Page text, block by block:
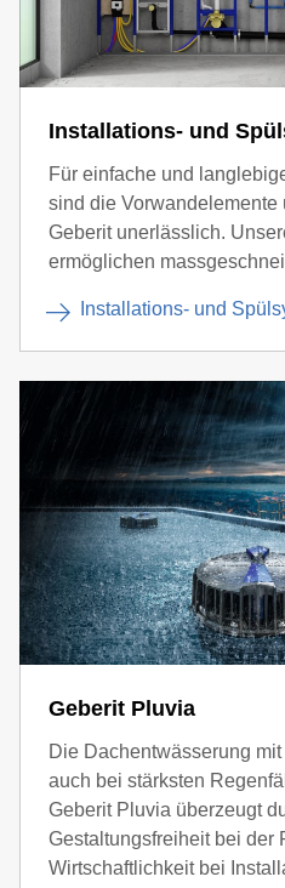
Installations- und
Für einfache und
sind die Vorwandelemente
Geberit unerlässlich.
ermöglichen
Installations- und
Geberit Pluvia
Die Dachentwässerung
auch bei stärksten
Geberit Pluvia überzeugt
Gestaltungsfreiheit bei der
Wirtschaftlichkeit bei